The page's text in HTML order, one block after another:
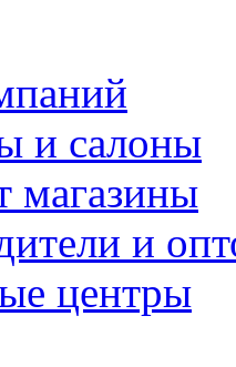
и салоны
магазины
и
центры